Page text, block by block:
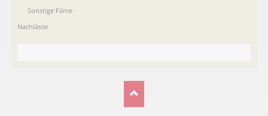
Sonstige Filme
Nachlässe